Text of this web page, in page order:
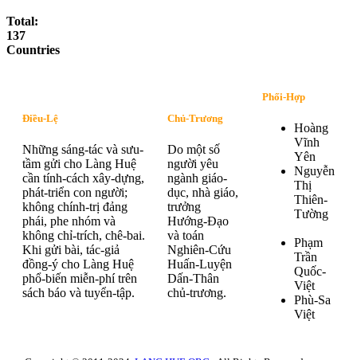
Total:
137
Countries
Điều-Lệ
Những sáng-tác và sưu-
tầm gửi cho Làng Huệ
cần tính-cách xây-dựng,
phát-triển con người;
không chính-trị đảng
phái, phe nhóm và
không chỉ-trích, chê-bai.
Khi gửi bài, tác-giả
đồng-ý cho Làng Huệ
phổ-biến miễn-phí trên
sách báo và tuyển-tập.
Chủ-Trương
Do một số
người yêu
ngành giáo-
dục, nhà giáo,
trưởng
Hướng-Đạo
và toán
Nghiên-Cứu
Huấn-Luyện
Dấn-Thân
chủ-trương.
Phối-Hợp
Hoàng
Vĩnh
Yên
Nguyễn
Thị
Thiên-
Tường
Phạm
Trần
Quốc-
Việt
Phù-Sa
Việt